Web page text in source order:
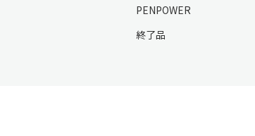
PENPOWER
終了品